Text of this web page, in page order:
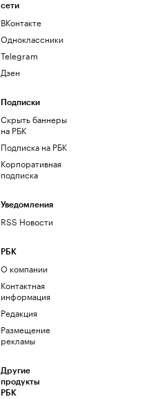
сети
ВКонтакте
Одноклассники
Telegram
Дзен
Подписки
Скрыть баннеры
на РБК
Подписка на РБК
Корпоративная
подписка
Уведомления
RSS Новости
РБК
О компании
Контактная
информация
Редакция
Размещение
рекламы
Другие
продукты
РБК